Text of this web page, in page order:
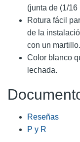
(junta de (1/16
Rotura fácil
de la
con un martillo.
Color blanco
lechada.
Reseñas
P y R